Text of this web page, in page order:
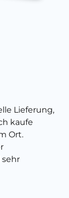
Lieferung,
kaufe
Ort.